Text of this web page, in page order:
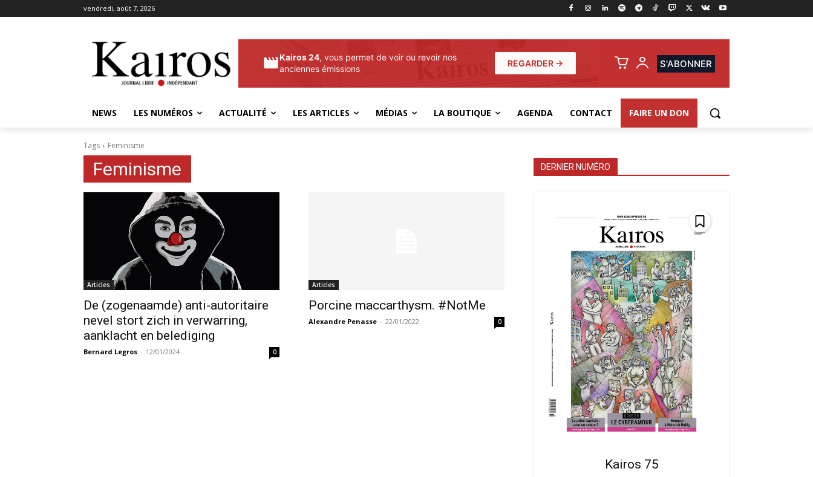
vendredi, août 7, 2026
Kairos 24, vous permet de voir ou revoir nos
anciennes émissions
REGARDER → S'ABONNER
NEWS LES NUMÉROS ACTUALITÉ LES ARTICLES MÉDIAS LA BOUTIQUE AGENDA CONTACT FAIRE UN DON
Tags Feminisme
Feminisme
Articles
De (zogenaamde) anti-autoritaire
nevel stort zich in verwarring,
aanklacht en belediging
Bernard Legros - 12/01/2024 0
Articles
Porcine maccarthysm. #NotMe
Alexandre Penasse - 22/01/2022 0
DERNIER NUMÉRO
Kairos 75